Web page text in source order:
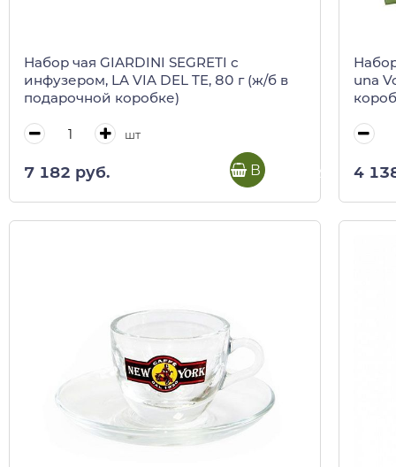
Набор чая GIARDINI SEGRETI с
инфузером, LA VIA DEL TE, 80 г (ж/б в
подарочной коробке)
шт
7 182 руб. В корзину
una
4